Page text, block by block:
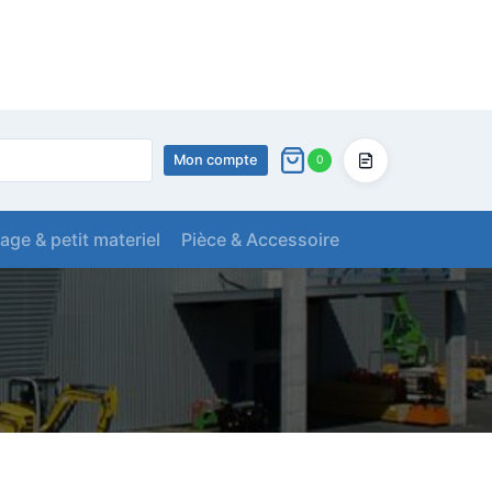
Mon compte 0
Devis
& petit materiel Pièce & Accessoire